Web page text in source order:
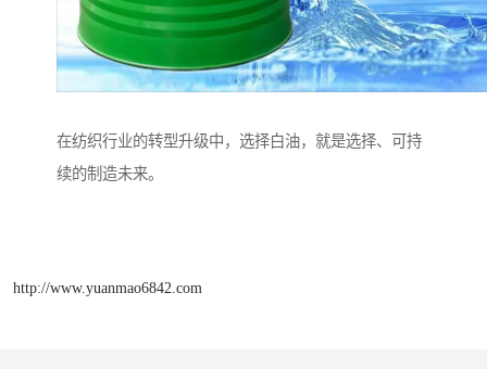
在纺织行业的转型升级中，选择白油，就是选择、可持
续的制造未来。
http://www.yuanmao6842.com